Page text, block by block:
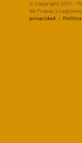
© Copyright 2021 –
de Tropas y
privacidad |